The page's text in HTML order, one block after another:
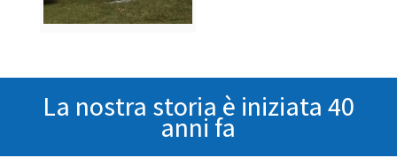
La nostra storia è iniziata 40
anni fa